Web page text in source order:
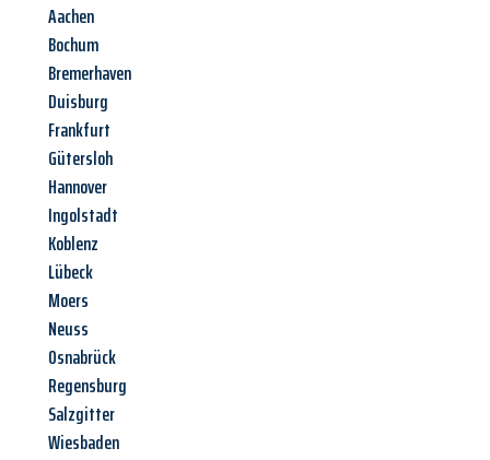
Aachen
Bochum
Bremerhaven
Duisburg
Frankfurt
Gütersloh
Hannover
Ingolstadt
Koblenz
Lübeck
Moers
Neuss
Osnabrück
Regensburg
Salzgitter
Wiesbaden